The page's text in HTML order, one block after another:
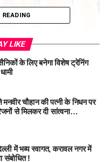
गया यह संशोधन पारदर्शिता,
यह पसमांदा मुस्लिम समाज को
निर्णय है।
READING
LIKE
के लिए बनेगा विशेष ट्रेनिंग
मनवीर चौहान की पत्नी के निधन पर
से मिलकर दी सांत्वना…
में भव्य स्वागत, करावल नगर में
संबोधित !